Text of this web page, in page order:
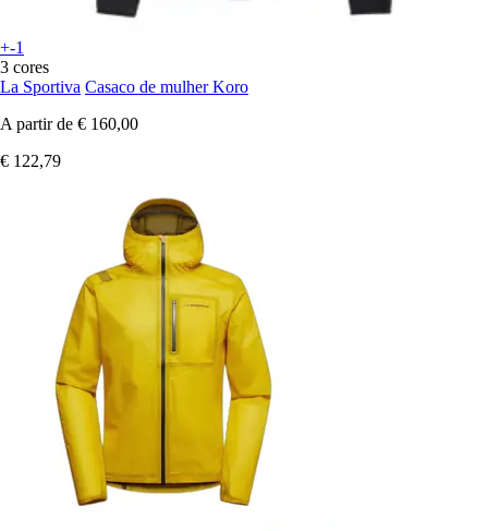
+-1
3 cores
La Sportiva Casaco de mulher Koro
A partir de € 160,00
€ 122,79